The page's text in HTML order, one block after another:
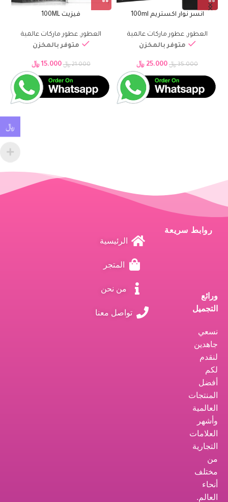
انسر نوار اكستريم 100ml
العطور,عطور ماركات عالمية
متوفر بالمخزن
35.000 ﷼ 25.000 ﷼
فيزيت 100ML
العطور,عطور ماركات عالمية
متوفر بالمخزن
21.000 ﷼ 15.000 ﷼
ورائع
التجميل
نسعي
جاهدين
لنقدم
لكم
أفضل
المنتجات
العالمية
وأشهر
العلامات
التجارية
من
مختلف
أنحاء
العالم.
روابط سريعة
الرئيسية
المتجر
من نحن
تواصل معنا
﷼